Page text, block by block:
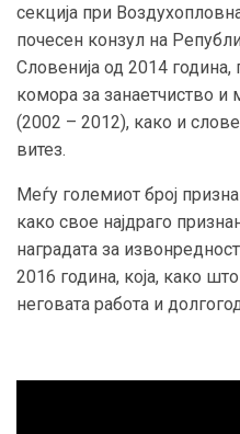
секција при
почесен конзул на
Словенија од 2014 година,
комора за занаетчиство и
(2002 – 2012), како и
витез.
Меѓу големиот број
како свое најдраго
наградата за
2016 година, која, како
неговата работа и